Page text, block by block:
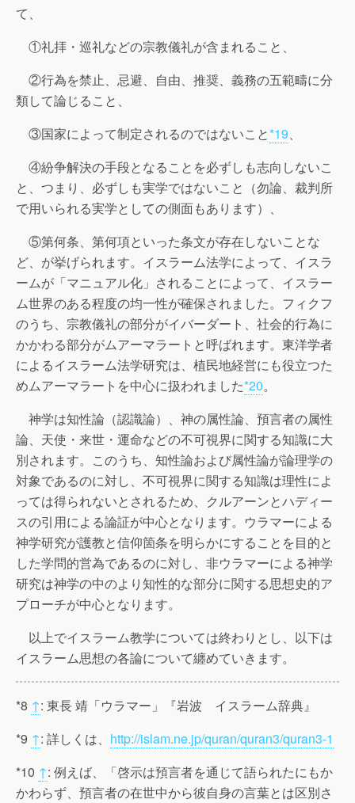
て、
①礼拝・巡礼などの宗教儀礼が含まれること、
②行為を禁止、忌避、自由、推奨、義務の五範疇に分
類して論じること、
③国家によって制定されるのではないこと*19、
④紛争解決の手段となることを必ずしも志向しないこ
と、つまり、必ずしも実学ではないこと（勿論、裁判所
で用いられる実学としての側面もあります）、
⑤第何条、第何項といった条文が存在しないことな
ど、が挙げられます。イスラーム法学によって、イスラ
ームが「マニュアル化」されることによって、イスラー
ム世界のある程度の均一性が確保されました。フィクフ
のうち、宗教儀礼の部分がイバーダート、社会的行為に
かかわる部分がムアーマラートと呼ばれます。東洋学者
によるイスラーム法学研究は、植民地経営にも役立つた
めムアーマラートを中心に扱われました*20。
神学は知性論（認識論）、神の属性論、預言者の属性
論、天使・来世・運命などの不可視界に関する知識に大
別されます。このうち、知性論および属性論が論理学の
対象であるのに対し、不可視界に関する知識は理性によ
っては得られないとされるため、クルアーンとハディー
スの引用による論証が中心となります。ウラマーによる
神学研究が護教と信仰箇条を明らかにすることを目的と
した学問的営為であるのに対し、非ウラマーによる神学
研究は神学の中のより知性的な部分に関する思想史的ア
プローチが中心となります。
以上でイスラーム教学については終わりとし、以下は
イスラーム思想の各論について纏めていきます。
*8 ↑: 東長 靖「ウラマー」『岩波 イスラーム辞典』
*9 ↑: 詳しくは、 http://islam.ne.jp/quran/quran3/quran3-1
*10 ↑: 例えば、「啓示は預言者を通じて語られたにもか
かわらず、預言者の在世中から彼自身の言葉とは区別さ